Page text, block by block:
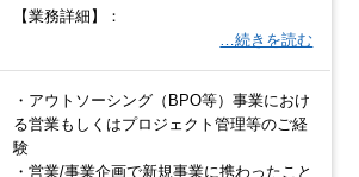
【業務詳細】：
…続きを読む
・アウトソーシング（BPO等）事業におけ
る営業もしくはプロジェクト管理等のご経
験
・営業/事業企画で新規事業に携わったこと